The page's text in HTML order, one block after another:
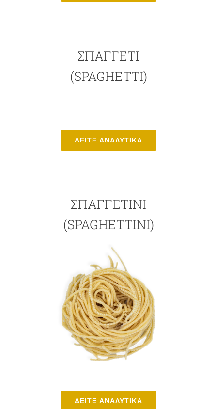
ΣΠΑΓΓΈΤΙ
(SPAGHETTI)
ΔΕΙΤΕ ΑΝΑΛΥΤΙΚΑ
ΣΠΑΓΓΕΤΊΝΙ
(SPAGHETTINI)
ΔΕΙΤΕ ΑΝΑΛΥΤΙΚΑ